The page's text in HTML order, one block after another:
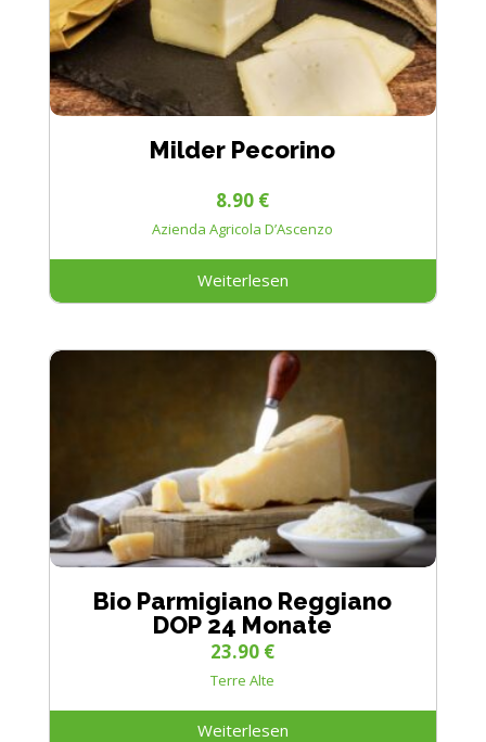
Milder Pecorino
Azienda Agricola D’Ascenzo
8.90 €
Weiterlesen
Bio Parmigiano Reggiano
DOP 24 Monate
Terre Alte
23.90 €
Weiterlesen